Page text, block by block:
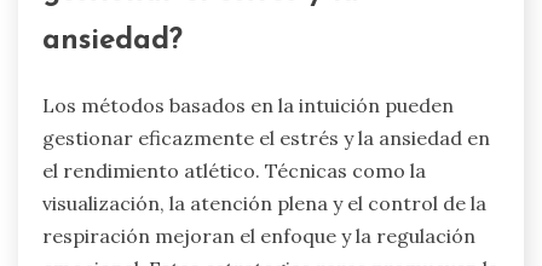
que surjan percepciones intuitivas. La
llevar a un aumento del 30% en la intuición
relacionada con el rendimiento entre los atletas,
destacando su papel único en la navegación
efectiva del estrés y la ansiedad.